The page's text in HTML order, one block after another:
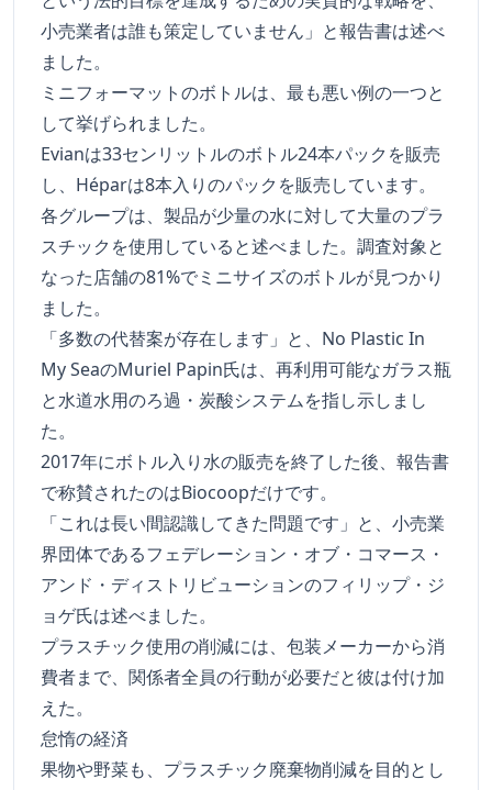
小売業者は誰も策定していません」と報告書は述べ
ました。
ミニフォーマットのボトルは、最も悪い例の一つと
して挙げられました。
Evianは33センリットルのボトル24本パックを販売
し、Héparは8本入りのパックを販売しています。
各グループは、製品が少量の水に対して大量のプラ
スチックを使用していると述べました。調査対象と
なった店舗の81%でミニサイズのボトルが見つかり
ました。
「多数の代替案が存在します」と、No Plastic In
My SeaのMuriel Papin氏は、再利用可能なガラス瓶
と水道水用のろ過・炭酸システムを指し示しまし
た。
2017年にボトル入り水の販売を終了した後、報告書
で称賛されたのはBiocoopだけです。
「これは長い間認識してきた問題です」と、小売業
界団体であるフェデレーション・オブ・コマース・
アンド・ディストリビューションのフィリップ・ジ
ョゲ氏は述べました。
プラスチック使用の削減には、包装メーカーから消
費者まで、関係者全員の行動が必要だと彼は付け加
えた。
怠惰の経済
果物や野菜も、プラスチック廃棄物削減を目的とし